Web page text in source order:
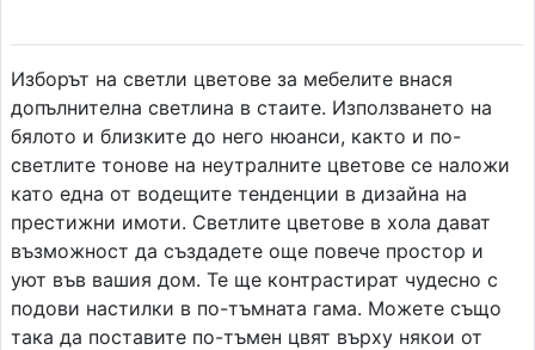
Изборът на светли цветове за мебелите внася
допълнителна светлина в стаите. Използването на
бялото и близките до него нюанси, както и по-
светлите тонове на неутралните цветове се наложи
като една от водещите тенденции в дизайна на
престижни имоти. Светлите цветове в хола дават
възможност да създадете още повече простор и
уют във вашия дом. Те ще контрастират чудесно с
подови настилки в по-тъмната гама. Можете също
така да поставите по-тъмен цвят върху някои от